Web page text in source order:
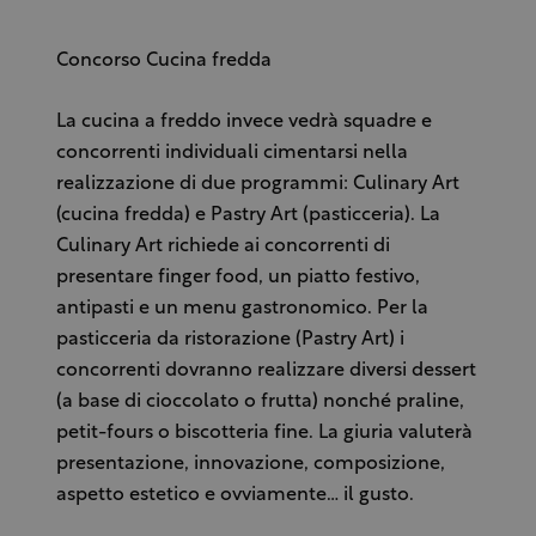
Concorso Cucina fredda
La cucina a freddo invece vedrà squadre e
concorrenti individuali cimentarsi nella
realizzazione di due programmi: Culinary Art
(cucina fredda) e Pastry Art (pasticceria). La
Culinary Art richiede ai concorrenti di
presentare finger food, un piatto festivo,
antipasti e un menu gastronomico. Per la
pasticceria da ristorazione (Pastry Art) i
concorrenti dovranno realizzare diversi dessert
(a base di cioccolato o frutta) nonché praline,
petit-fours o biscotteria fine. La giuria valuterà
presentazione, innovazione, composizione,
aspetto estetico e ovviamente… il gusto.